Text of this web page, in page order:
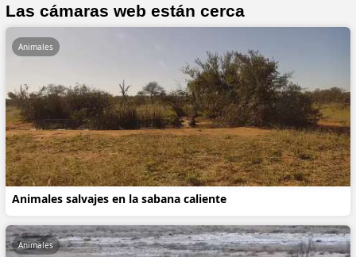
Las cámaras web están cerca
Animales salvajes en la sabana caliente
Animales
Animales